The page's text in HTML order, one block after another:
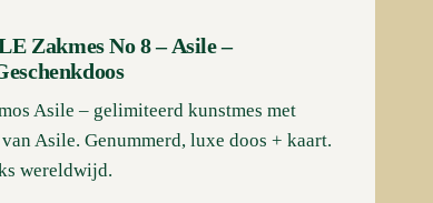
Zakmes No 8 – Asile –
Asile – gelimiteerd kunstmes met
Asile. Genummerd, luxe doos + kaart.
wereldwijd.